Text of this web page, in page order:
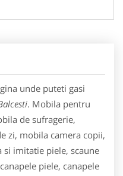
unde puteti gasi
. Mobila pentru
de sufragerie,
zi, mobila camera copii,
imitatie piele, scaune
piele, canapele